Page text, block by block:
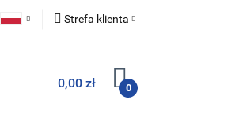
Strefa klienta
Zarejestruj się
0,00 zł 0